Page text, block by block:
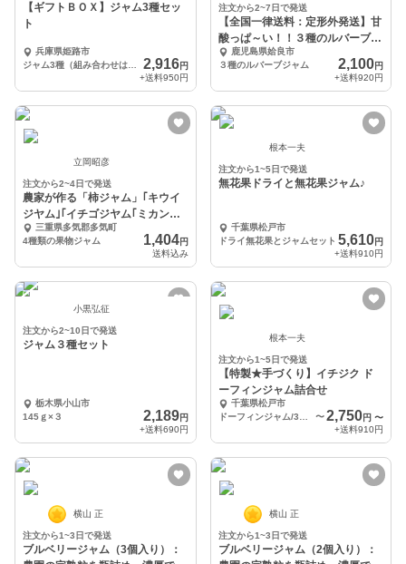
【ギフトＢＯＸ】ジャム3種セッ
ト
兵庫県姫路市
2,916円
+送料950円
注文から2~7日で発送
【全国一律送料：定形外発送】甘
酸っぱ～い！！３種のルバーブジ
ャム鹿児島県姶良市
３種のルバーブジャム
2,100円
+送料920円
立岡昭彦
注文から2~4日で発送
農家が作る「柿ジャム」｢キウイ
ジヤム｣｢イチゴジヤム｢ミカンジ
ヤム｣｣
三重県多気郡多気町
4種類の果物ジャム
1,404円
送料込み
根本一夫
注文から1~5日で発送
無花果ドライと無花果ジャム♪
千葉県松戸市
ドライ無花果とジャムセット 5,610円
+送料910円
小黒弘征
注文から2~10日で発送
ジャム３種セット
栃木県小山市
145ｇ×３
2,189円
+送料690円
根本一夫
注文から1~5日で発送
【特製★手づくり】イチジク ド
ーフィンジャム詰合せ
千葉県松戸市
〜2,750円 〜
+送料910円
横山 正
注文から1~3日で発送
ブルベリージャム（3個入り）：
横山 正
注文から1~3日で発送
ブルベリージャム（2個入り）：